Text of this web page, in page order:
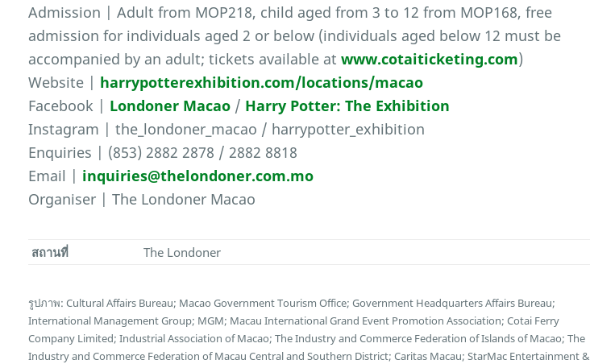
Admission | Adult from MOP218, child aged from 3 to 12 from MOP168, free
admission for individuals aged 2 or below (individuals aged below 12 must be
accompanied by an adult; tickets available atwww.cotaiticketing.com)
Website | harrypotterexhibition.com/locations/macao
Facebook | Londoner Macao / Harry Potter: The Exhibition
Instagram | the_londoner_macao / harrypotter_exhibition
Enquiries | (853) 2882 2878 / 2882 8818
Email | inquiries@thelondoner.com.mo
Organiser | The Londoner Macao
สถานที่ The Londoner
รูปภาพ: Cultural Affairs Bureau; Macao Government Tourism Office; Government Headquarters Affairs Bureau;
International Management Group; MGM; Macau International Grand Event Promotion Association; Cotai Ferry
Company Limited; Industrial Association of Macao; The Industry and Commerce Federation of Islands of Macao; The
Industry and Commerce Federation of Macau Central and Southern District; Caritas Macau; StarMac Entertainment &